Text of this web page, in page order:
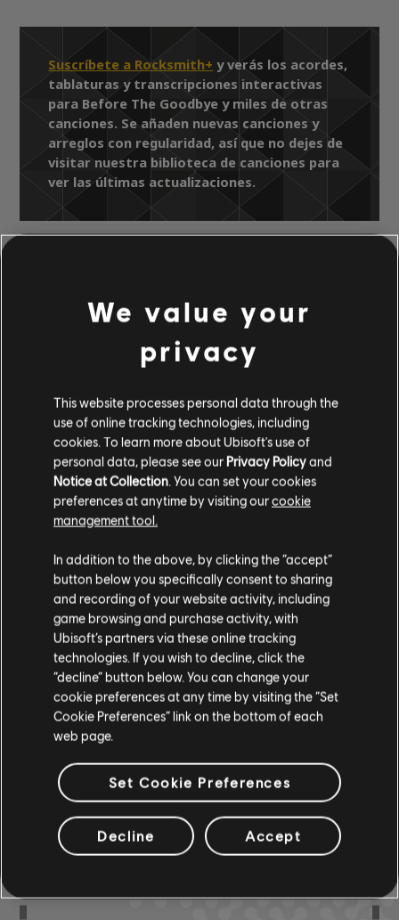
Suscríbete a Rocksmith+ y verás los acordes,
tablaturas y transcripciones interactivas
para Before The Goodbye y miles de otras
canciones. Se añaden nuevas canciones y
arreglos con regularidad, así que no dejes de
visitar nuestra biblioteca de canciones para
ver las últimas actualizaciones.
Britney Spears
Britney (Digital Deluxe Version)
Before The Goodbye
ARREGLOS
VERIFICADOS
Instrumento / Tipo arr.
Cifrado de acordes
& ARCHI
Cifrado de bajo
ARREGLOS DE LA
COMUNIDAD
We value your
privacy
This website processes personal data through the
use of online tracking technologies, including
cookies. To learn more about Ubisoft's use of
personal data, please see our Privacy Policyand
Notice at Collection. You can set your cookies
preferences at anytime by visiting ourcookie
management tool.
In addition to the above, by clicking the “accept”
button below you specifically consent to sharing
and recording of your website activity, including
game browsing and purchase activity, with
Ubisoft’s partners via these online tracking
technologies. If you wish to decline, click the
“decline” button below. You can change your
cookie preferences at any time by visiting the “Set
Cookie Preferences” link on the bottom of each
web page.
Set Cookie Preferences
Decline Accept